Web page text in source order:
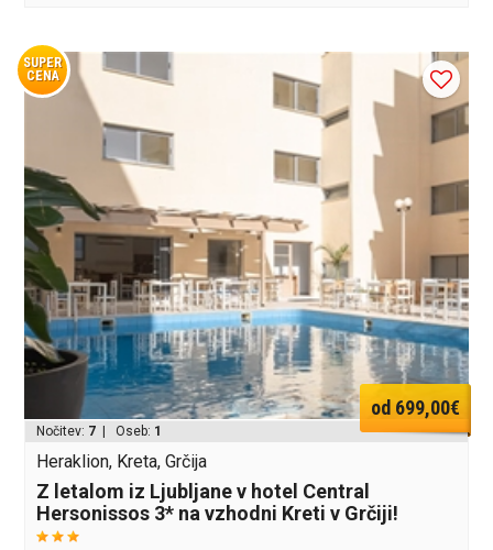
SUPER
CENA
od 699,00€
Nočitev: 7 | Oseb: 1
Heraklion, Kreta, Grčija
Z letalom iz Ljubljane v hotel Central
Hersonissos 3* na vzhodni Kreti v Grčiji!